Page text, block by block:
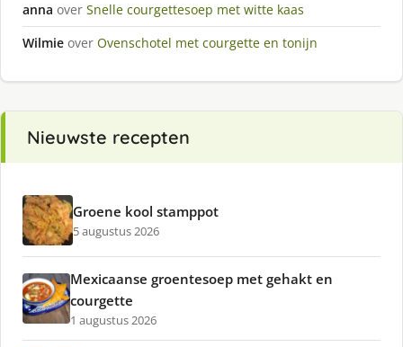
anna over Snelle courgettesoep met witte kaas
Wilmie over Ovenschotel met courgette en tonijn
Nieuwste recepten
Groene kool stamppot
5 augustus 2026
Mexicaanse groentesoep met gehakt en
courgette
1 augustus 2026